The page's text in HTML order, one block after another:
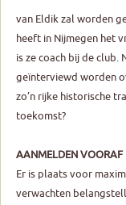
van Eldik zal worden
heeft in Nijmegen het
is ze coach bij de club.
geïnterviewd worden
zo’n rijke historische
toekomst?
AANMELDEN VOORAF
Er is plaats voor
verwachten